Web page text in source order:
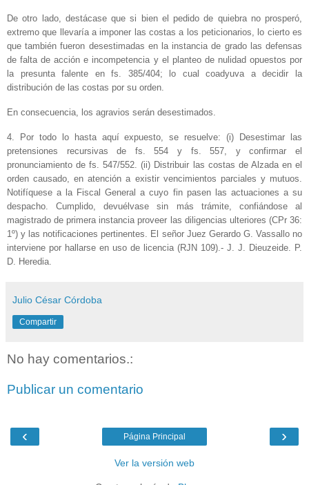
De otro lado, destácase que si bien el pedido de quiebra no prosperó,
extremo que llevaría a imponer las costas a los peticionarios, lo cierto es
que también fueron desestimadas en la instancia de grado las defensas
de falta de acción e incompetencia y el planteo de nulidad opuestos por
la presunta falente en fs. 385/404; lo cual coadyuva a decidir la
distribución de las costas por su orden.
En consecuencia, los agravios serán desestimados.
4. Por todo lo hasta aquí expuesto, se resuelve: (i) Desestimar las
pretensiones recursivas de fs. 554 y fs. 557, y confirmar el
pronunciamiento de fs. 547/552. (ii) Distribuir las costas de Alzada en el
orden causado, en atención a existir vencimientos parciales y mutuos.
Notifíquese a la Fiscal General a cuyo fin pasen las actuaciones a su
despacho. Cumplido, devuélvase sin más trámite, confiándose al
magistrado de primera instancia proveer las diligencias ulteriores (CPr 36:
1º) y las notificaciones pertinentes. El señor Juez Gerardo G. Vassallo no
interviene por hallarse en uso de licencia (RJN 109).- J. J. Dieuzeide. P.
D. Heredia.
Julio César Córdoba
Compartir
No hay comentarios.:
Publicar un comentario
‹ ›
Página Principal
Ver la versión web